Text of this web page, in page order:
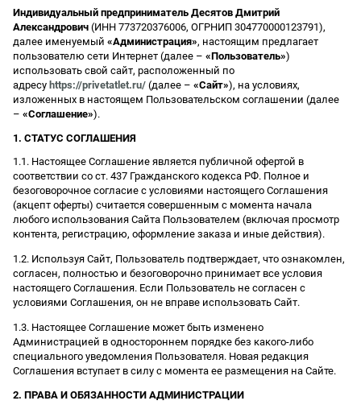
Индивидуальный предприниматель Десятов Дмитрий
Александрович (ИНН 773720376006, ОГРНИП 304770000123791),
далее именуемый «Администрация», настоящим предлагает
пользователю сети Интернет (далее – «Пользователь»)
использовать свой сайт, расположенный по
адресу https://privetatlet.ru/ (далее – «Сайт»), на условиях,
изложенных в настоящем Пользовательском соглашении (далее
– «Соглашение»).
1. СТАТУС СОГЛАШЕНИЯ
1.1. Настоящее Соглашение является публичной офертой в
соответствии со ст. 437 Гражданского кодекса РФ. Полное и
безоговорочное согласие с условиями настоящего Соглашения
(акцепт оферты) считается совершенным с момента начала
любого использования Сайта Пользователем (включая просмотр
контента, регистрацию, оформление заказа и иные действия).
1.2. Используя Сайт, Пользователь подтверждает, что ознакомлен,
согласен, полностью и безоговорочно принимает все условия
настоящего Соглашения. Если Пользователь не согласен с
условиями Соглашения, он не вправе использовать Сайт.
1.3. Настоящее Соглашение может быть изменено
Администрацией в одностороннем порядке без какого-либо
специального уведомления Пользователя. Новая редакция
Соглашения вступает в силу с момента ее размещения на Сайте.
2. ПРАВА И ОБЯЗАННОСТИ АДМИНИСТРАЦИИ